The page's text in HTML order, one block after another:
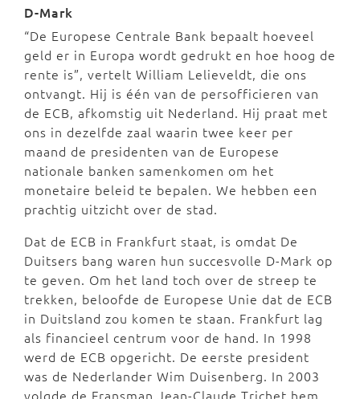
D-Mark
“De Europese Centrale Bank bepaalt hoeveel
geld er in Europa wordt gedrukt en hoe hoog de
rente is”, vertelt William Lelieveldt, die ons
ontvangt. Hij is één van de persofficieren van
de ECB, afkomstig uit Nederland. Hij praat met
ons in dezelfde zaal waarin twee keer per
maand de presidenten van de Europese
nationale banken samenkomen om het
monetaire beleid te bepalen. We hebben een
prachtig uitzicht over de stad.
Dat de ECB in Frankfurt staat, is omdat De
Duitsers bang waren hun succesvolle D-Mark op
te geven. Om het land toch over de streep te
trekken, beloofde de Europese Unie dat de ECB
in Duitsland zou komen te staan. Frankfurt lag
als financieel centrum voor de hand. In 1998
werd de ECB opgericht. De eerste president
was de Nederlander Wim Duisenberg. In 2003
volgde de Fransman Jean-Claude Trichet hem